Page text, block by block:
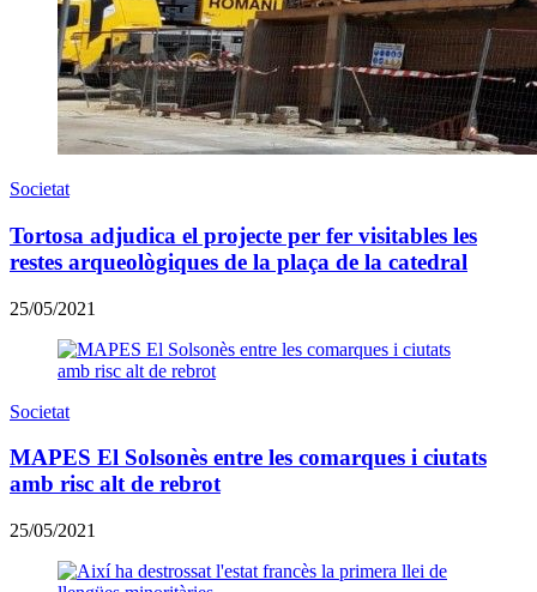
Societat
Tortosa adjudica el projecte per fer visitables les
restes arqueològiques de la plaça de la catedral
25/05/2021
Societat
MAPES El Solsonès entre les comarques i ciutats
amb risc alt de rebrot
25/05/2021